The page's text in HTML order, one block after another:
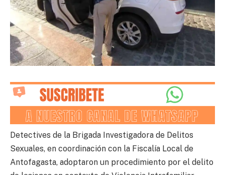
Detectives de la Brigada Investigadora de Delitos
Sexuales, en coordinación con la Fiscalía Local de
Antofagasta, adoptaron un procedimiento por el delito